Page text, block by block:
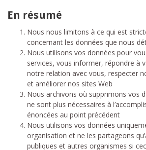
En résumé
Nous nous limitons à ce qui est
concernant les données que nous
Nous utilisons vos données pour
services, vous informer, répondre à
notre relation avec vous, respecter
et améliorer nos sites Web
Nous archivons où supprimons vos
ne sont plus nécessaires à
énoncées au point précédent
Nous utilisons vos données
organisation et ne les partageons
publiques et autres organismes si